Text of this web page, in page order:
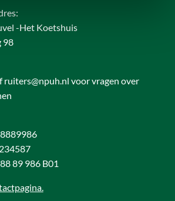
-Het Koetshuis
98
voor vragen over
89 986 B01